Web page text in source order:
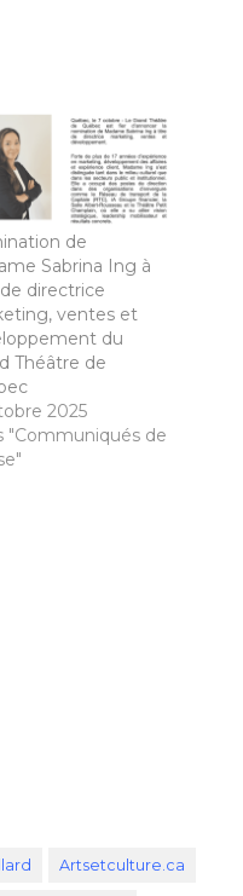
de
Sabrina Ing à
directrice
ventes et
du
Théâtre de
2025
"Communiqués de
Artsetculture.ca